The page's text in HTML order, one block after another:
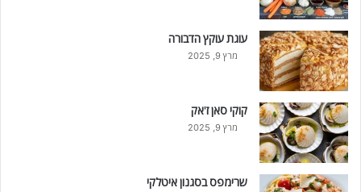
עוגת עוקץ הדבורה
מרץ 9, 2025
קוקי סאן ז'אק
מרץ 9, 2025
שרימפס בסגנון איטלקי